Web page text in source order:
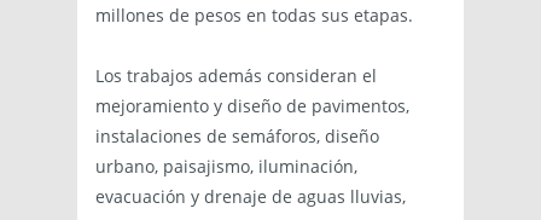
millones de pesos en todas sus etapas.
Los trabajos además consideran el
mejoramiento y diseño de pavimentos,
instalaciones de semáforos, diseño
urbano, paisajismo, iluminación,
evacuación y drenaje de aguas lluvias,